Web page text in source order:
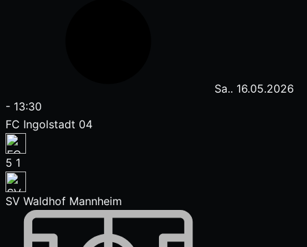
Sa.. 16.05.2026
- 13:30
FC Ingolstadt 04
5 1
SV Waldhof Mannheim